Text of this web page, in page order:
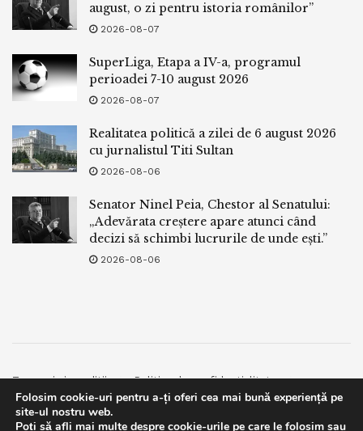
august, o zi pentru istoria românilor”
2026-08-07
SuperLiga, Etapa a IV-a, programul
perioadei 7-10 august 2026
2026-08-07
Realitatea politică a zilei de 6 august 2026
cu jurnalistul Titi Sultan
2026-08-06
Senator Ninel Peia, Chestor al Senatului:
„Adevărata creștere apare atunci când
decizi să schimbi lucrurile de unde ești.”
2026-08-06
Termeni si conditii
Politica de confidentialitate
Facebook
Contact
© 2019bpnews- Business & Politics Newsbpnews.
Folosim cookie-uri pentru a-ți oferi cea mai bună experiență pe
site-ul nostru web.
Poți să afli mai multe despre cookie-urile pe care le folosim sau